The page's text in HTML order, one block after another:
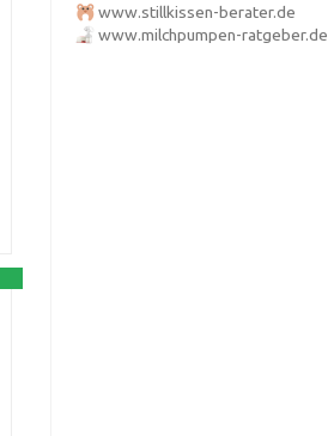
www.stillkissen-berater.de
www.milchpumpen-ratgeber.de